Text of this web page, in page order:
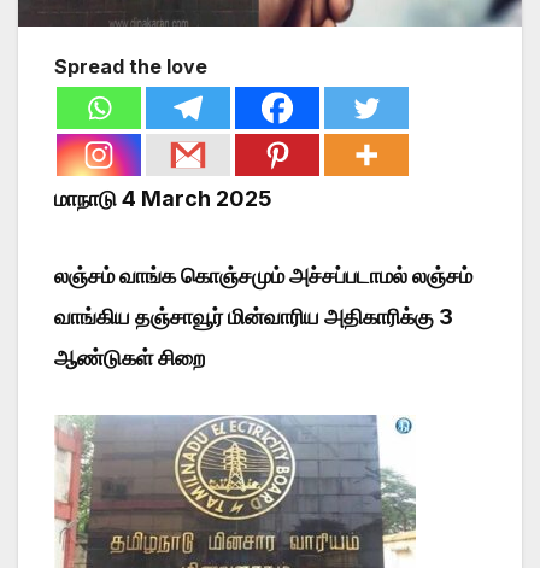
Spread the love
மாநாடு 4 March 2025
லஞ்சம் வாங்க கொஞ்சமும் அச்சப்படாமல் லஞ்சம்
வாங்கிய தஞ்சாவூர் மின்வாரிய அதிகாரிக்கு 3
ஆண்டுகள் சிறை